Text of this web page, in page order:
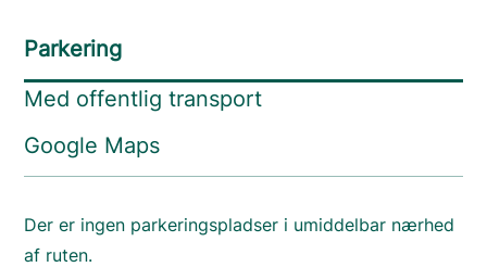
Parkering
Med offentlig transport
Google Maps
Der er ingen parkeringspladser i umiddelbar nærhed
af ruten.